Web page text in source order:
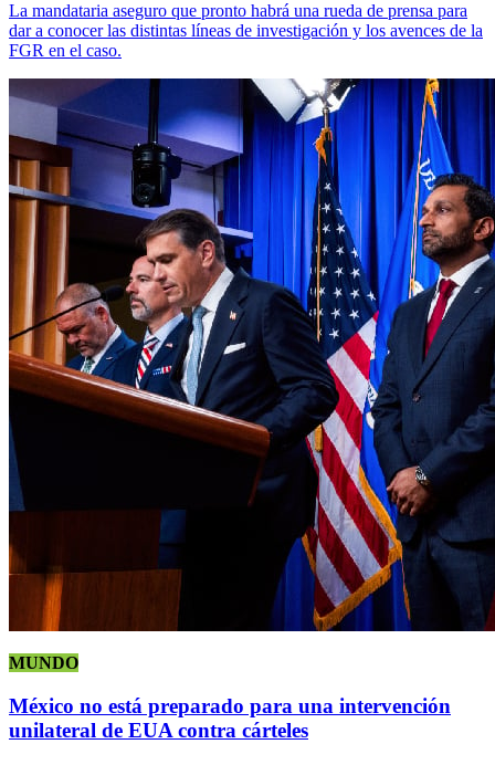
La mandataria aseguro que pronto habrá una rueda de prensa para
dar a conocer las distintas líneas de investigación y los avences de la
FGR en el caso.
MUNDO
México no está preparado para una intervención
unilateral de EUA contra cárteles